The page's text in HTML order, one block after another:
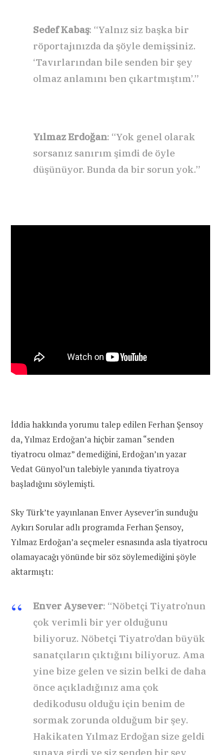
Sedef Kabaş: “Yalnız siz başka bir
röportajınızda da şöyle demişsiniz.
‘Tavırlarından bile senden bir şey
olmaz anlamını ben çıkartmıştım’.”
Yılmaz Erdoğan: “Yok genel olarak
sorsanız sanırım şimdi de öyle
düşünüyor. Bunda da bir sorun yok.”
İddia hakkında yorumu talep edilen Ferhan Şensoy
da, Yılmaz Erdoğan’a hiçbir zaman “senden
tiyatrocu olmaz” demediğini, Erdoğan’ın yazar
Vedat Günyol’un talebiyle yanında tiyatroya
başladığını söylemişti.
Sky Türk’te yayınlanan Enver Aysever’in sunduğu
Aykırı Sorular adlı programda Ferhan Şensoy,
Yılmaz Erdoğan’a seçmeler esnasında asla tiyatrocu
olamayacağı yönünde bir söz söylemediğini şöyle
aktarmıştı:
Enver Aysever: “Nöbetçi Tiyatro’nun
çok verimli bir yer olduğunu
biliyoruz. Nöbetçi Tiyatro’dan büyük
sanatçıların çıktığını biliyoruz. Ama
yine bize gelen ve sizin belki de daha
önce açıkladığınız ama çok
dedikodusu olduğu için benim de
sormak zorunda olduğum bir şey.
Hakikaten Yılmaz Erdoğan size geldi